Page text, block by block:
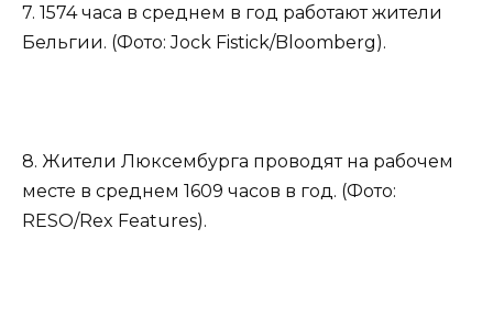
7. 1574 часа в среднем в год работают жители
Бельгии. (Фото: Jock Fistick/Bloomberg).
8. Жители Люксембурга проводят на рабочем
месте в среднем 1609 часов в год. (Фото:
RESO/Rex Features).